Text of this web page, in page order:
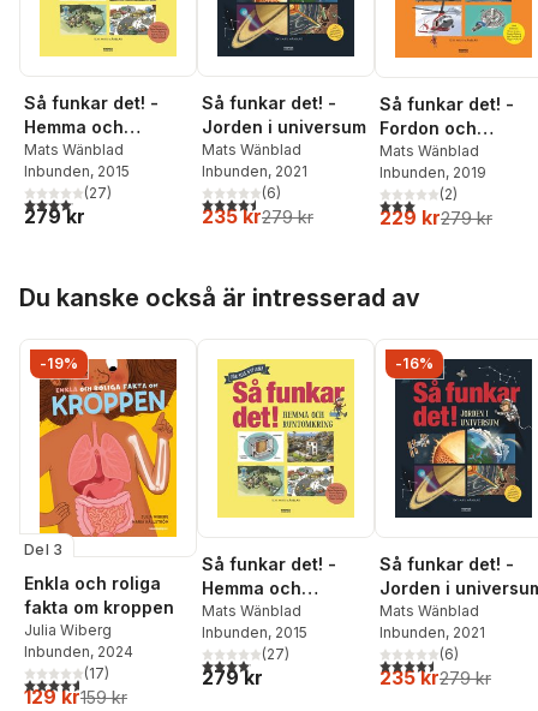
Så funkar det! -
Hemma och
runtomkring
Mats Wänblad
Inbunden, 2015
4,1utav 5 stjärnor. Totalt antal röster:
(27)
279 kr
Så funkar det! -
Jorden i universum
Mats Wänblad
Inbunden, 2021
4,5utav 5 stjärnor. Totalt antal röster:
(6)
235 kr279 kr
Så funkar det! -
Fordon och
farkoster
Mats Wänblad
Inbunden, 2019
3,0utav 5 stjärnor.
(2)
229 kr279 kr
Du kanske också är intresserad av
-19%
Del 3
Enkla och roliga
fakta om kroppen
Julia Wiberg
Inbunden, 2024
4,6utav 5 stjärnor. Totalt antal röster:
(17)
129 kr159 kr
Så funkar det! -
Hemma och
runtomkring
Mats Wänblad
Inbunden, 2015
4,1utav 5 stjärnor. Totalt antal röster:
(27)
279 kr
-16%
Så funkar det! -
Jorden i
Mats Wänblad
Inbunden, 2021
4,5utav 5 stjärnor.
(6)
235 kr279 kr